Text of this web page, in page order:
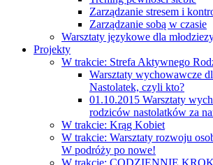
Zarządzanie stresem i
Zarządzanie sobą w czasie
Warsztaty językowe dla
Projekty
W trakcie: Strefa Aktywnego
Warsztaty wychowawcze
Nastolatek, czyli kto?
01.10.2015 Warsztaty
rodziców nastolatków za
W trakcie: Krąg Kobiet
W trakcie: Warsztaty rozwoju
W podróży po nowe!
W trakcie: CODZIENNIE